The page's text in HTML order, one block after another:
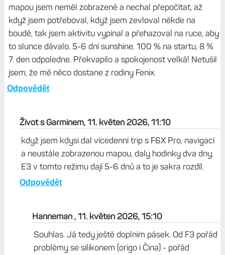
mapou jsem neměl zobrazené a nechal přepočítat, až
když jsem potřeboval, když jsem zevloval někde na
boudě, tak jsem aktivitu vypínal a přehazoval na ruce, aby
to slunce dávalo. 5-6 dní sunshine. 100 % na startu, 8 %
7. den odpoledne. Překvapilo a spokojenost velká! Netušil
jsem, že mě něco dostane z rodiny Fenix.
Odpovědět
Život s Garminem, 11. květen 2026, 11:10
když jsem kdysi dal vícedenní trip s F6X Pro, navigací
a neustále zobrazenou mapou, daly hodinky dva dny.
E3 v tomto režimu dají 5-6 dnů a to je sakra rozdíl.
Odpovědět
Hanneman , 11. květen 2026, 15:10
Souhlas. Já tedy ještě doplním pásek. Od F3 pořád
problémy se silikonem (origo i Čína) - pořád